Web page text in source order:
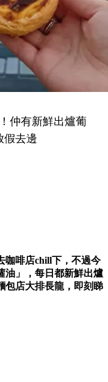
仲有新鮮出爐葡
假去邊
咖啡店chill下，不過今
油」，每日都新鮮出爐
包店大排長龍，即刻睇